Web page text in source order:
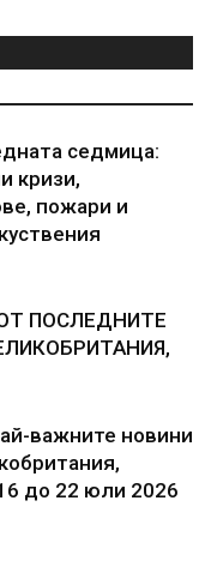
седмица:
кризи,
пожари и
ПОСЛЕДНИТЕ
важните новини
до 22 юли 2026